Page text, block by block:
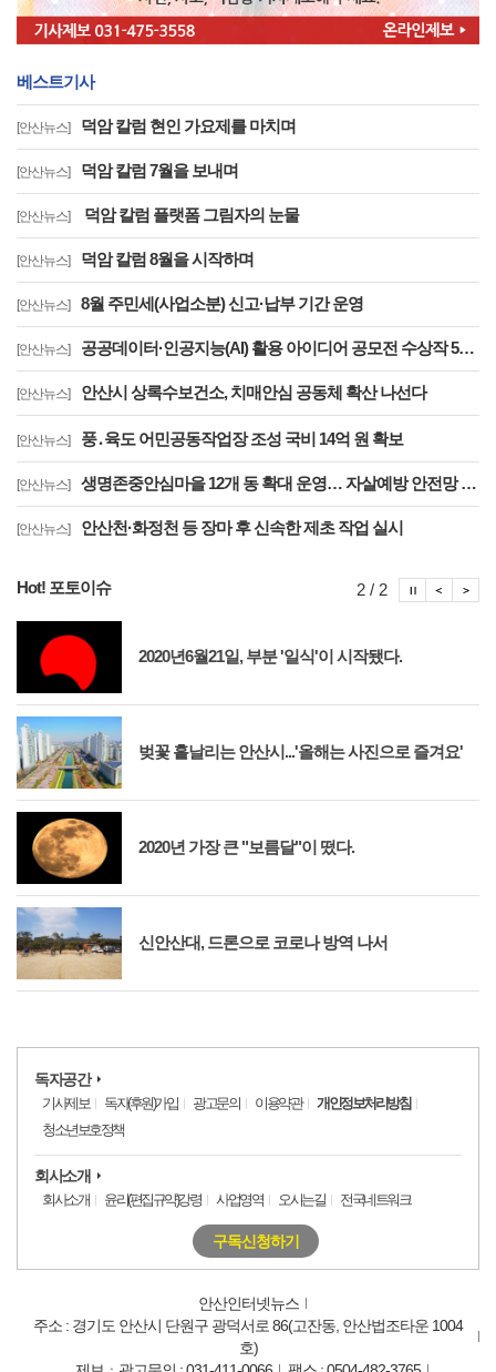
베스트기사
[안산뉴스] 덕암 칼럼 현인 가요제를 마치며
[안산뉴스] 덕암 칼럼 7월을 보내며
[안산뉴스] 덕암 칼럼 플랫폼 그림자의 눈물
[안산뉴스] 덕암 칼럼 8월을 시작하며
[안산뉴스] 8월 주민세(사업소분) 신고·납부 기간 운영
[안산뉴스] 공공데이터·인공지능(AI) 활용 아이디어 공모전 수상작 5건 선정
[안산뉴스] 안산시 상록수보건소, 치매안심 공동체 확산 나선다
[안산뉴스] 풍․육도 어민공동작업장 조성 국비 14억 원 확보
[안산뉴스] 생명존중안심마을 12개 동 확대 운영… 자살예방 안전망 구축
[안산뉴스] 안산천·화정천 등 장마 후 신속한 제초 작업 실시
Hot! 포토이슈
2020년6월21일, 부분 '일식'이 시작됐다.
벚꽃 흩날리는 안산시...'올해는 사진으로 즐겨요'
2020년 가장 큰 "보름달"이 떴다.
신안산대, 드론으로 코로나 방역 나서
2 / 2 포
포토이
독자공간
기사제보 독자(후원)가입 광고문의 이용약관
개인정보처리방침
청소년보호정책
회사소개
회사소개 윤리(편집규약)강령 사업영역 오시는길 전국네트워크
구독신청하기
안산인터넷뉴스
주소 : 경기도 안산시 단원구 광덕서로 86(고잔동, 안산법조타운 1004
호)